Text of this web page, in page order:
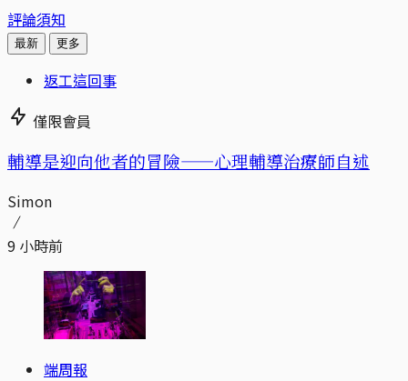
評論須知
最新 更多
返工這回事
僅限會員
輔導是迎向他者的冒險——心理輔導治療師自述
Simon
9 小時前
端周報